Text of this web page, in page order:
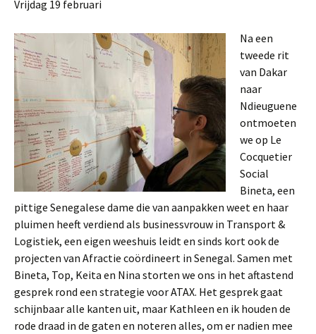
Vrijdag 19 februari
Na een
tweede rit
van Dakar
naar
Ndieuguene
ontmoeten
we op Le
Cocquetier
Social
Bineta, een
pittige Senegalese dame die van aanpakken weet en haar
pluimen heeft verdiend als businessvrouw in Transport &
Logistiek, een eigen weeshuis leidt en sinds kort ook de
projecten van Afractie coördineert in Senegal. Samen met
Bineta, Top, Keita en Nina storten we ons in het aftastend
gesprek rond een strategie voor ATAX. Het gesprek gaat
schijnbaar alle kanten uit, maar Kathleen en ik houden de
rode draad in de gaten en noteren alles, om er nadien mee